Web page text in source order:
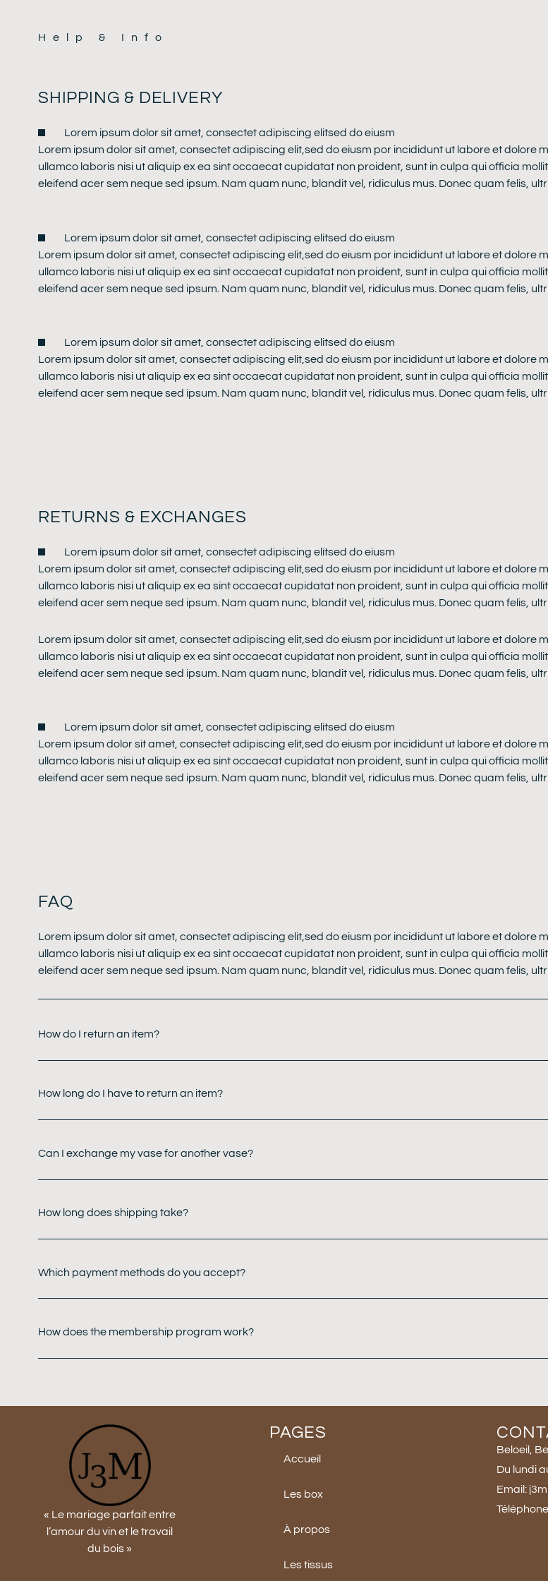
Help & Info
SHIPPING & DELIVERY
Lorem ipsum dolor sit amet, consectet adipiscing elitsed do eiusm
Lorem ipsum dolor sit amet, consectet adipiscing elit,sed do eiusm por incididunt ut labore et dolore
ullamco laboris nisi ut aliquip ex ea sint occaecat cupidatat non proident, sunt in culpa qui officia
eleifend acer sem neque sed ipsum. Nam quam nunc, blandit vel, ridiculus mus. Donec quam felis,
Lorem ipsum dolor sit amet, consectet adipiscing elitsed do eiusm
Lorem ipsum dolor sit amet, consectet adipiscing elit,sed do eiusm por incididunt ut labore et dolore
ullamco laboris nisi ut aliquip ex ea sint occaecat cupidatat non proident, sunt in culpa qui officia
eleifend acer sem neque sed ipsum. Nam quam nunc, blandit vel, ridiculus mus. Donec quam felis,
Lorem ipsum dolor sit amet, consectet adipiscing elitsed do eiusm
Lorem ipsum dolor sit amet, consectet adipiscing elit,sed do eiusm por incididunt ut labore et dolore
ullamco laboris nisi ut aliquip ex ea sint occaecat cupidatat non proident, sunt in culpa qui officia
eleifend acer sem neque sed ipsum. Nam quam nunc, blandit vel, ridiculus mus. Donec quam felis,
RETURNS & EXCHANGES
Lorem ipsum dolor sit amet, consectet adipiscing elitsed do eiusm
Lorem ipsum dolor sit amet, consectet adipiscing elit,sed do eiusm por incididunt ut labore et dolore
ullamco laboris nisi ut aliquip ex ea sint occaecat cupidatat non proident, sunt in culpa qui officia
eleifend acer sem neque sed ipsum. Nam quam nunc, blandit vel, ridiculus mus. Donec quam felis,
Lorem ipsum dolor sit amet, consectet adipiscing elit,sed do eiusm por incididunt ut labore et dolore
ullamco laboris nisi ut aliquip ex ea sint occaecat cupidatat non proident, sunt in culpa qui officia
eleifend acer sem neque sed ipsum. Nam quam nunc, blandit vel, ridiculus mus. Donec quam felis,
Lorem ipsum dolor sit amet, consectet adipiscing elitsed do eiusm
Lorem ipsum dolor sit amet, consectet adipiscing elit,sed do eiusm por incididunt ut labore et dolore
ullamco laboris nisi ut aliquip ex ea sint occaecat cupidatat non proident, sunt in culpa qui officia
eleifend acer sem neque sed ipsum. Nam quam nunc, blandit vel, ridiculus mus. Donec quam felis,
FAQ
Lorem ipsum dolor sit amet, consectet adipiscing elit,sed do eiusm por incididunt ut labore et dolore
ullamco laboris nisi ut aliquip ex ea sint occaecat cupidatat non proident, sunt in culpa qui officia
eleifend acer sem neque sed ipsum. Nam quam nunc, blandit vel, ridiculus mus. Donec quam felis,
How do I return an item?
How long do I have to return an item?
Can I exchange my vase for another vase?
How long does shipping take?
Which payment methods do you accept?
How does the membership program work?
« Le mariage parfait entre
l’amour du vin et le travail
du bois »
PAGES
Accueil
Les box
À propos
Les tissus
Beloeil,
Du lundi
Email: